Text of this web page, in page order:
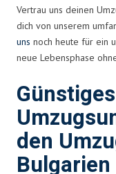
Vertrau uns deinen
dich von unserem
uns noch heute für ein
neue Lebensphase
Günstiges
den
Bulgarien